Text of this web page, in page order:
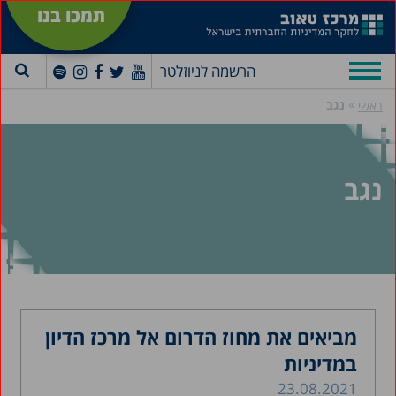
תמכו בנו
הרשמה לניוזלטר
ראשי » נגב
נגב
מביאים את מחוז הדרום אל מרכז הדיון
במדיניות
23.08.2021